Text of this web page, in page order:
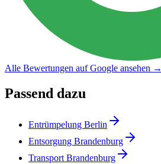
Alle Bewertungen auf Google ansehen →
Passend dazu
Entrümpelung Berlin
Entsorgung Brandenburg
Transport Brandenburg